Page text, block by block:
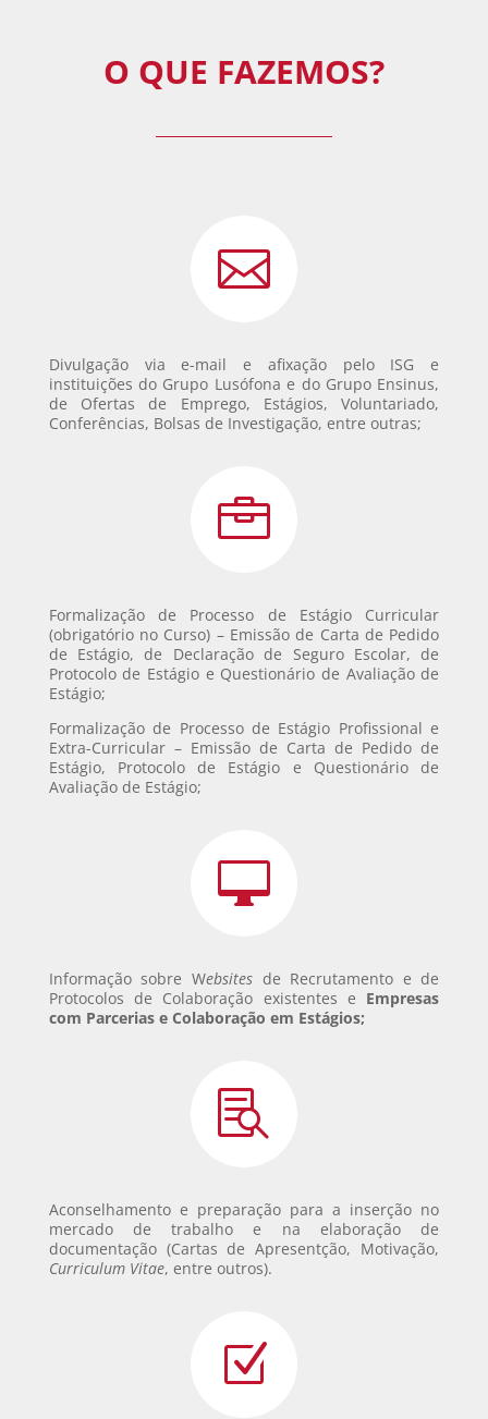
O QUE FAZEMOS?

Divulgação via e-mail e afixação pelo ISG e
instituições do Grupo Lusófona e do Grupo Ensinus,
de Ofertas de Emprego, Estágios, Voluntariado,
Conferências, Bolsas de Investigação, entre outras;

Formalização de Processo de Estágio Curricular
(obrigatório no Curso) – Emissão de Carta de Pedido
de Estágio, de Declaração de Seguro Escolar, de
Protocolo de Estágio e Questionário de Avaliação de
Estágio;
Formalização de Processo de Estágio Profissional e
Extra-Curricular – Emissão de Carta de Pedido de
Estágio, Protocolo de Estágio e Questionário de
Avaliação de Estágio;

Informação sobre Websites de Recrutamento e de
Protocolos de Colaboração existentes e Empresas
com Parcerias e Colaboração em Estágios;

Aconselhamento e preparação para a inserção no
mercado de trabalho e na elaboração de
documentação (Cartas de Apresentção, Motivação,
Curriculum Vitae, entre outros).
Z